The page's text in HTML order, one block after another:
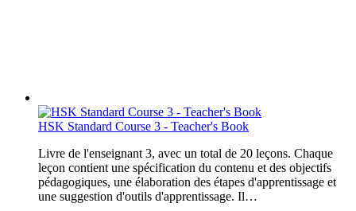
HSK Standard Course 3 - Teacher's Book
Livre de l'enseignant 3, avec un total de 20 leçons. Chaque
leçon contient une spécification du contenu et des objectifs
pédagogiques, une élaboration des étapes d'apprentissage et
une suggestion d'outils d'apprentissage. Il…